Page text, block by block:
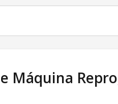
Máquina